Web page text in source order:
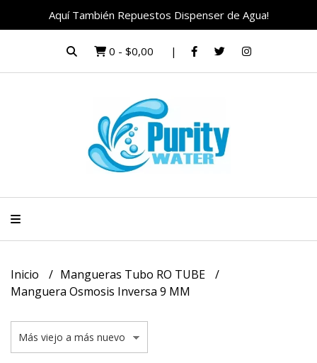
Aquí También Repuestos Dispenser de Agua!
0 - $0,00
Inicio
Mangueras Tubo RO TUBE
Manguera Osmosis Inversa 9 MM